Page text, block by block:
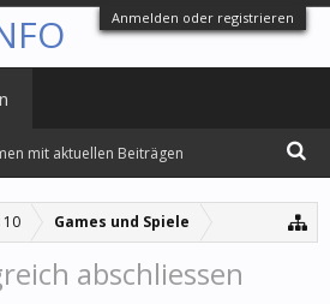
Anmelden oder registrieren
10 Games und Spiele
abschliessen
mit aktuellen Beiträgen